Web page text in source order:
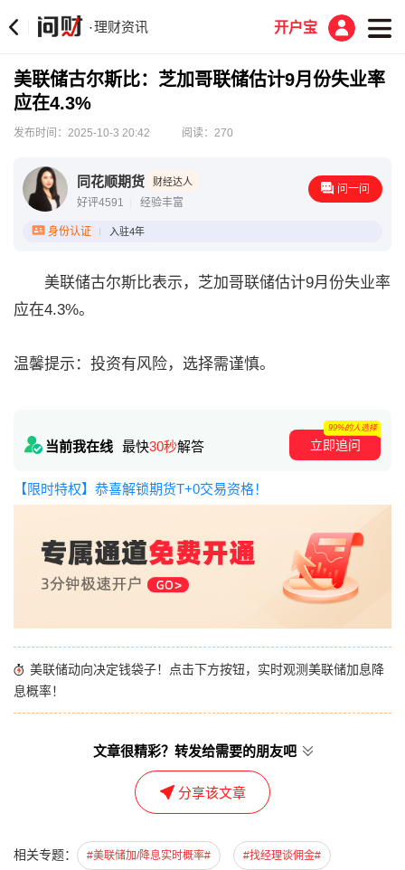
·理财资讯 开户宝
美联储古尔斯比：芝加哥联储估计9月份失业率
应在4.3%
发布时间：2025-10-3 20:42 阅读：270
同花顺期货 财经达人
好评4591 经验丰富
问一问
身份认证 入驻4年
美联储古尔斯比表示，芝加哥联储估计9月份失业率
应在4.3%。
温馨提示：投资有风险，选择需谨慎。
当前我在线 最快30秒解答 立即追问
99%的人选择
【限时特权】恭喜解锁期货T+0交易资格！
美联储动向决定钱袋子！点击下方按钮，实时观测美联储加息降
息概率！
文章很精彩？转发给需要的朋友吧
分享该文章
相关专题： #美联储加/降息实时概率# #找经理谈佣金#